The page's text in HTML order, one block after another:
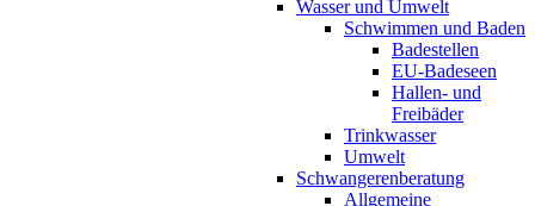
Wasser und Umwelt
Schwimmen und Baden
Badestellen
EU-Badeseen
Hallen- und
Freibäder
Trinkwasser
Umwelt
Schwangerenberatung
Allgemeine